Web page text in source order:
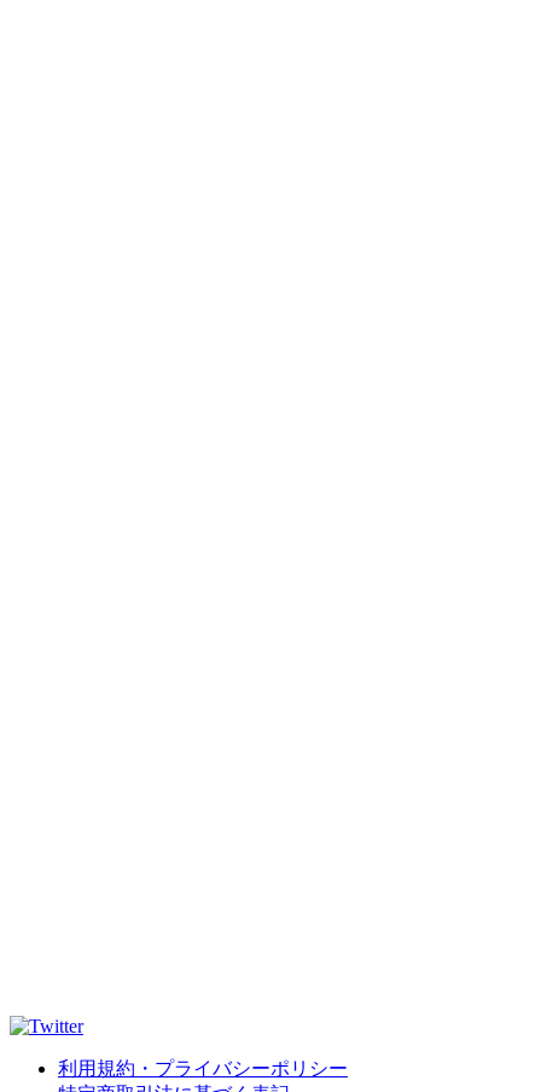
利用規約・プライバシーポリシー